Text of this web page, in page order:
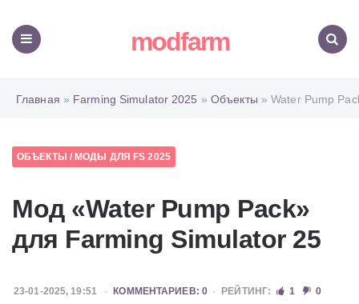
modfarm
Главная » Farming Simulator 2025 » Объекты » Water Pump
ОБЪЕКТЫ / МОДЫ ДЛЯ FS 2025
Мод «Water Pump Pack»
для Farming Simulator 25
23-01-2025, 19:51 КОММЕНТАРИЕВ: 0 РЕЙТИНГ: 1 0